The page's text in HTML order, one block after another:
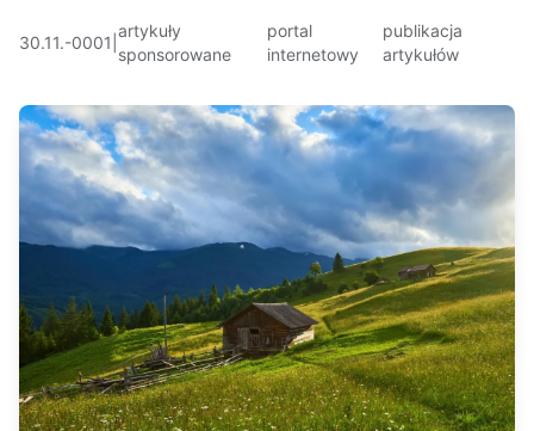
30.11.-0001
artykuły
sponsorowane
portal
internetowy
publikacja
artykułów